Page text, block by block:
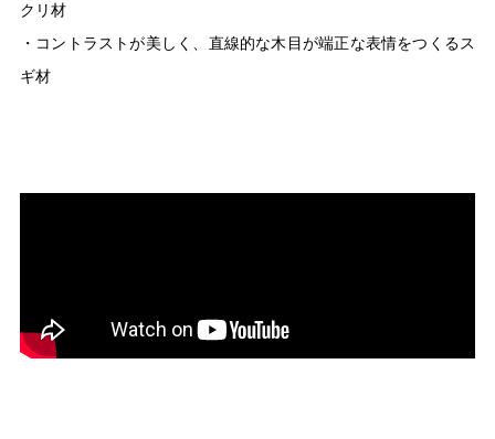
クリ材
・コントラストが美しく、直線的な木目が端正な表情をつくるス
ギ材